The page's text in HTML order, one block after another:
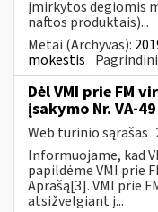
įmirkytos degiomis
naftos produktais)...
Metai (Archyvas):
mokestis
Dėl VMI prie FM
įsakymo Nr. VA-
Web turinio sąrašas
Informuojame, kad
papildėme VMI prie
Aprašą[3]. VMI prie
atsižvelgiant į...